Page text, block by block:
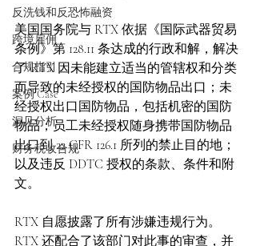
反洗钱和反恐怖融资
跨境雇佣
合规指引
案例 Case
洞见分析
财务税收合规
美国国务院与 RTX 依据《国际武器贸易
条例》第 128.11 条达成的行政和解，解决
了 RTX 因未能建立适当的管辖权和分类
而导致的未经授权的国防物品出口；未
经授权出口国防物品，包括机密的国防
物品；员工未经授权随身携带国防物品
出口到 22 CFR 126.1 所列的禁止目的地；
以及违反 DDTC 授权的条款、条件和附
文。
RTX 自愿披露了所有涉嫌违规行为。
RTX 还配合了该部门对此事的审查，并